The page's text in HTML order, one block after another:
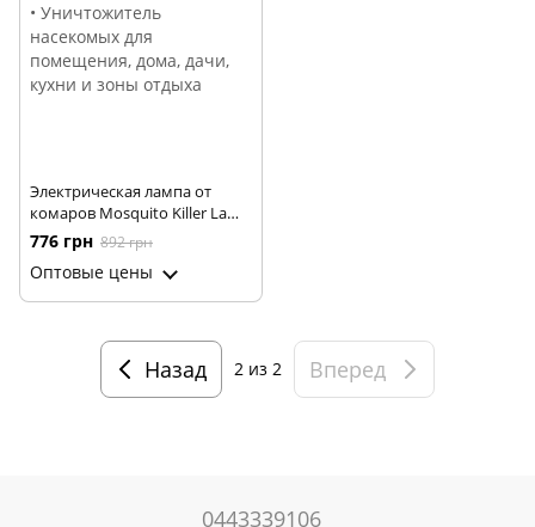
Электрическая лампа от
комаров Mosquito Killer Lamp
MA550 черная 30 Вт •
Уничтожитель насекомых
для помещения, дома, дачи,
кухни и зоны отдыха
776 грн 892 грн
Оптовые цены
Назад 2 из 2 Вперед
0443339106